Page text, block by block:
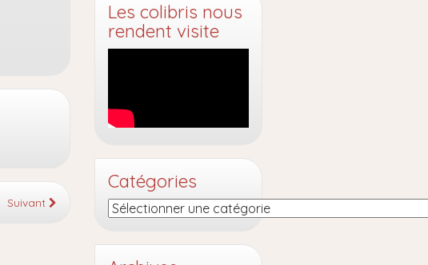
Suivant
Les colibris nous
rendent visite
Catégories
Catégories